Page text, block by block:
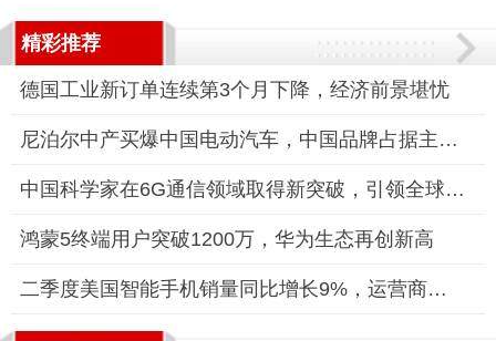
精彩推荐
德国工业新订单连续第3个月下降，经济前景堪忧
尼泊尔中产买爆中国电动汽车，中国品牌占据主导地位
中国科学家在6G通信领域取得新突破，引领全球通信技术新纪元
鸿蒙5终端用户突破1200万，华为生态再创新高
二季度美国智能手机销量同比增长9%，运营商促销成关键推动力